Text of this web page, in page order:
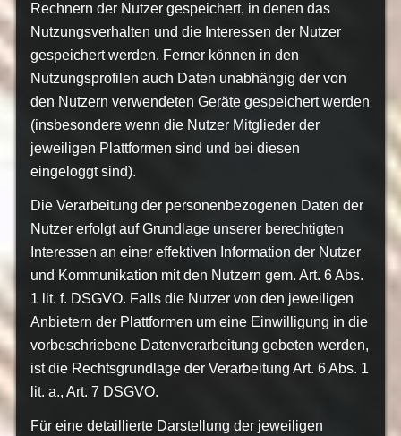
Rechnern der Nutzer gespeichert, in denen das
Nutzungsverhalten und die Interessen der Nutzer
gespeichert werden. Ferner können in den
Nutzungsprofilen auch Daten unabhängig der von
den Nutzern verwendeten Geräte gespeichert werden
(insbesondere wenn die Nutzer Mitglieder der
jeweiligen Plattformen sind und bei diesen
eingeloggt sind).
Die Verarbeitung der personenbezogenen Daten der
Nutzer erfolgt auf Grundlage unserer berechtigten
Interessen an einer effektiven Information der Nutzer
und Kommunikation mit den Nutzern gem. Art. 6 Abs.
1 lit. f. DSGVO. Falls die Nutzer von den jeweiligen
Anbietern der Plattformen um eine Einwilligung in die
vorbeschriebene Datenverarbeitung gebeten werden,
ist die Rechtsgrundlage der Verarbeitung Art. 6 Abs. 1
lit. a., Art. 7 DSGVO.
Für eine detaillierte Darstellung der jeweiligen